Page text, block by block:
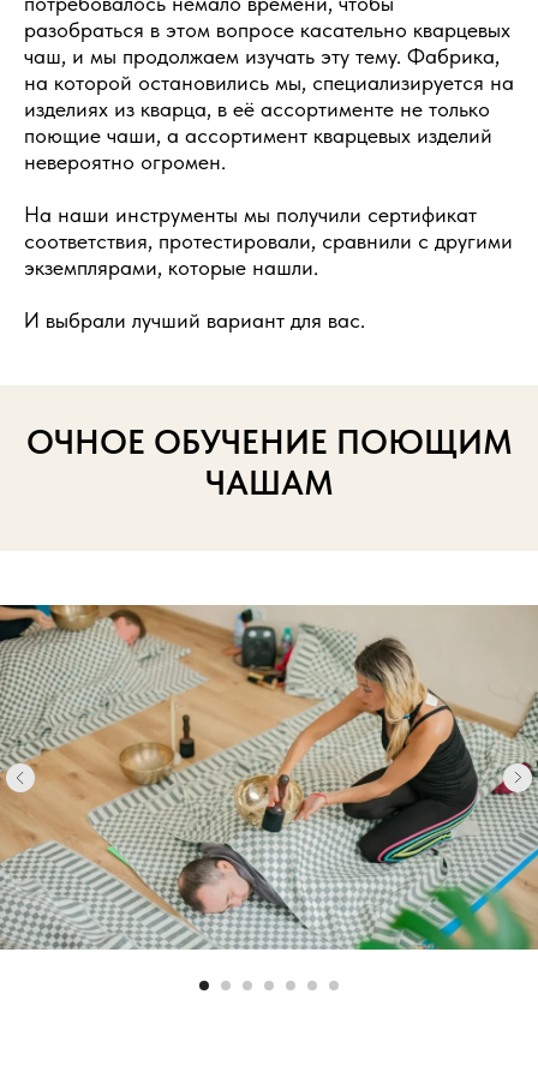
разобраться в этом вопросе касательно кварцевых
чаш, и мы продолжаем изучать эту тему. Фабрика,
на которой остановились мы, специализируется на
изделиях из кварца, в её ассортименте не только
поющие чаши, а ассортимент кварцевых изделий
невероятно огромен.
На наши инструменты мы получили сертификат
соответствия, протестировали, сравнили с другими
экземплярами, которые нашли.
И выбрали лучший вариант для вас.
ОЧНОЕ ОБУЧЕНИЕ ПОЮЩИМ
ЧАШАМ